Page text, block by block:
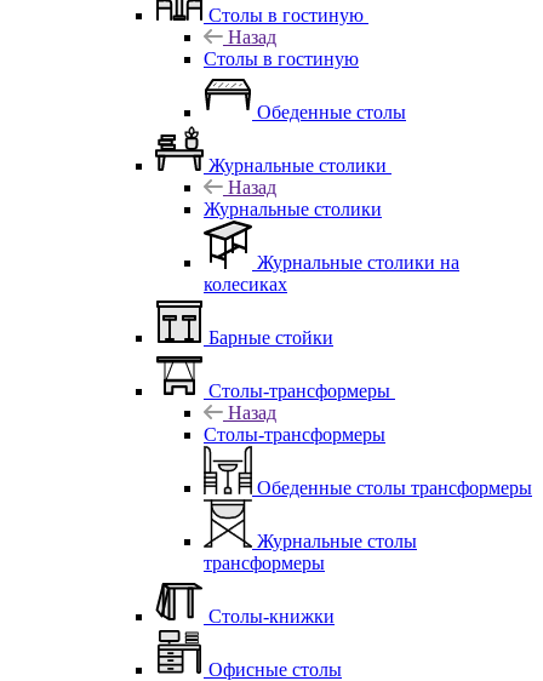
Столы в гостиную
Назад
Столы в гостиную
Обеденные столы
Журнальные столики
Назад
Журнальные столики
Журнальные столики на
колесиках
Барные стойки
Столы-трансформеры
Назад
Столы-трансформеры
Обеденные столы трансформеры
Журнальные столы
трансформеры
Столы-книжки
Офисные столы